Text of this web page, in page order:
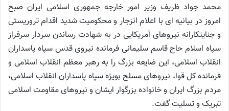
محمد جواد ظریف وزیر امور خارجه جمهوری اسلامی ایران صبح
امروز در بیانیه ای با اعلام انزجار و محکومیت شدید اقدام تروریستی
و جنایتکارانه نیروهای آمریکایی در به شهادت رساندن سردار سرفراز
سپاه اسلام حاج قاسم سلیمانی فرمانده نیروی قدس سپاه پاسداران
انقلاب اسلامی، این ضایعه بزرگ را به رهبر معظم انقلاب اسلامی و
فرمانده کل قوا، نیروهای مسلح بویژه سپاه پاسداران انقلاب اسلامی،
مردم بزرگ ایران و خانواده بزرگوار ایشان و نیروهای مقاومت اسلامی
تبریک و تسلیت گفت.